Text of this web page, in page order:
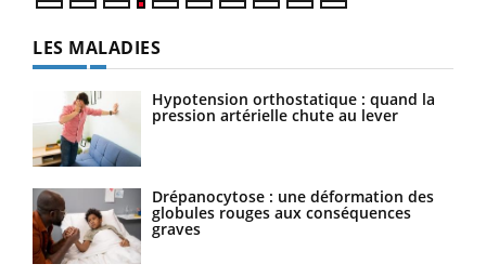
LES MALADIES
Hypotension orthostatique : quand la
pression artérielle chute au lever
Drépanocytose : une déformation des
globules rouges aux conséquences
graves